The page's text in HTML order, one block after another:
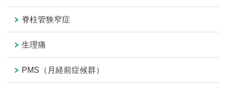
脊柱管狭窄症
生理痛
PMS（月経前症候群）